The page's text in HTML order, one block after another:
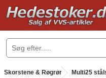
.
Skorstene & Røgrør .
Multi25